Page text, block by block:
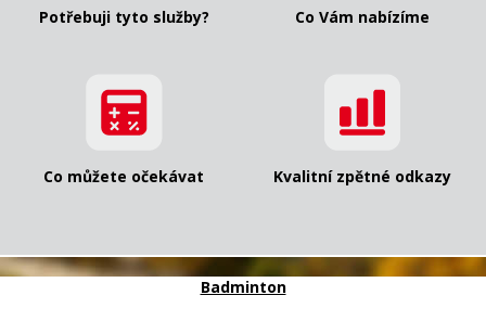
Potřebuji tyto služby? Co Vám nabízíme
Co můžete očekávat Kvalitní zpětné odkazy
Badminton